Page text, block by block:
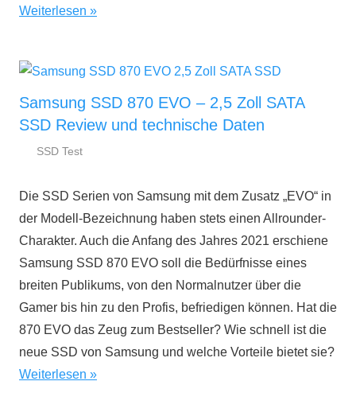
Weiterlesen
Samsung SSD 870 EVO – 2,5 Zoll SATA
SSD Review und technische Daten
Februar
ratgeber.de
SSD Test
Die SSD Serien von Samsung mit dem Zusatz „EVO“ in
der Modell-Bezeichnung haben stets einen Allrounder-
Charakter. Auch die Anfang des Jahres 2021 erschiene
Samsung SSD 870 EVO soll die Bedürfnisse eines
breiten Publikums, von den Normalnutzer über die
Gamer bis hin zu den Profis, befriedigen können. Hat die
870 EVO das Zeug zum Bestseller? Wie schnell ist die
neue SSD von Samsung und welche Vorteile bietet sie?
Weiterlesen